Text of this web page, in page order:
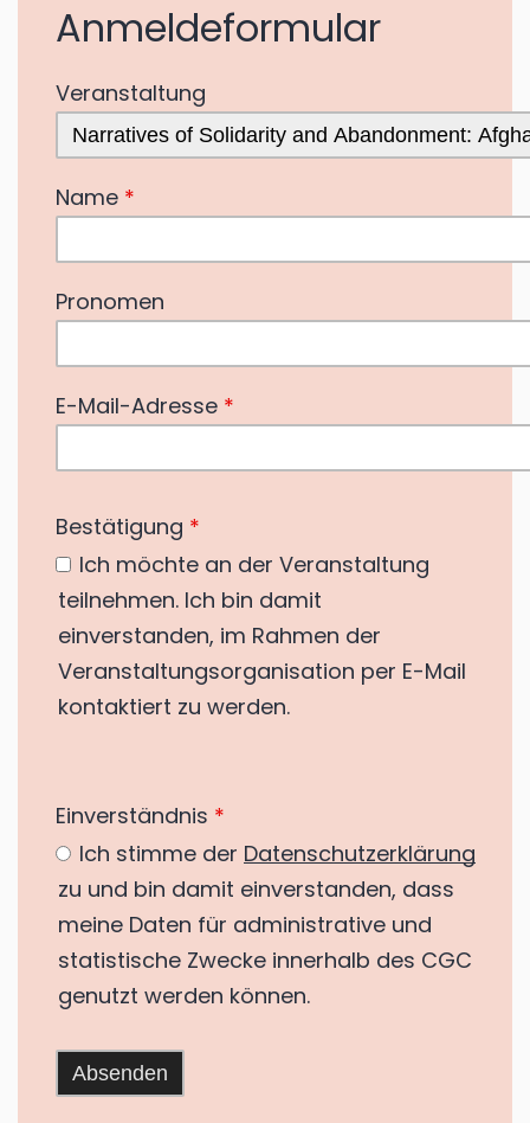
Anmeldeformular
Veranstaltung
Name *
Pronomen
E-Mail-Adresse *
Bestätigung *
Ich möchte an der Veranstaltung
teilnehmen. Ich bin damit
einverstanden, im Rahmen der
Veranstaltungsorganisation per E-Mail
kontaktiert zu werden.
Einverständnis *
Ich stimme der Datenschutzerklärung
zu und bin damit einverstanden, dass
meine Daten für administrative und
statistische Zwecke innerhalb des CGC
genutzt werden können.